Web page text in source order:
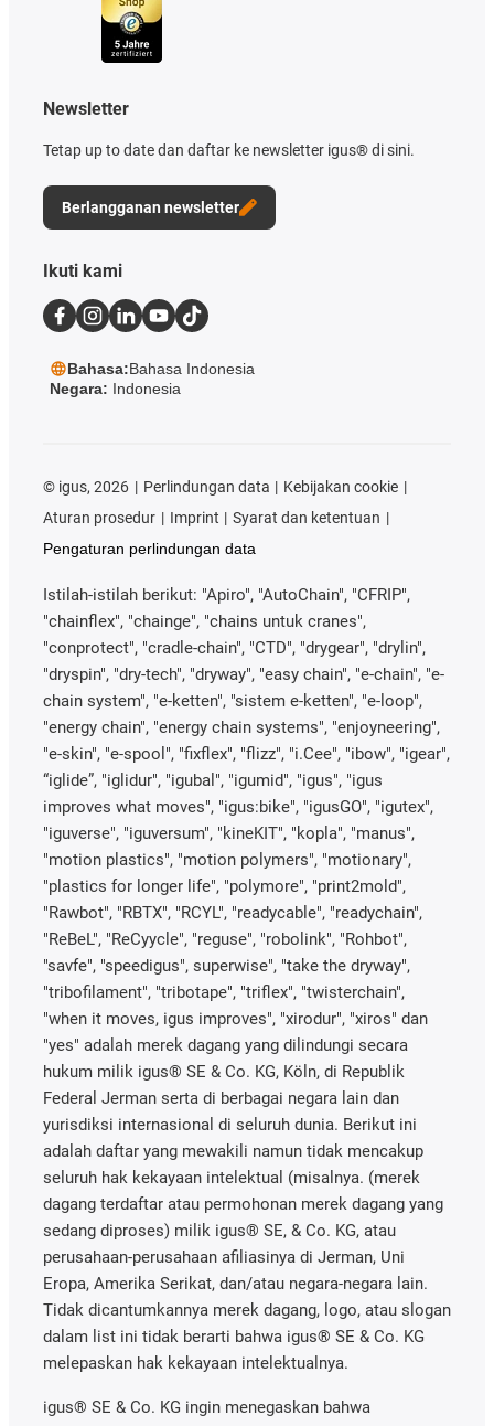
Newsletter
Tetap up to date dan daftar ke newsletter igus® di sini.
Berlangganan newsletter
Ikuti kami
Bahasa:Bahasa Indonesia
Negara: Indonesia
© igus, 2026 Perlindungan data
Kebijakan cookie
Aturan prosedur
Imprint
Syarat dan ketentuan
Pengaturan perlindungan data
Istilah-istilah berikut: "Apiro", "AutoChain", "CFRIP",
"chainflex", "chainge", "chains untuk cranes",
"conprotect", "cradle-chain", "CTD", "drygear", "drylin",
"dryspin", "dry-tech", "dryway", "easy chain", "e-chain", "e-
chain system", "e-ketten", "sistem e-ketten", "e-loop",
"energy chain", "energy chain systems", "enjoyneering",
"e-skin", "e-spool", "fixflex", "flizz", "i.Cee", "ibow", "igear",
“iglide”, "iglidur", "igubal", "igumid", "igus", "igus
improves what moves", "igus:bike", "igusGO", "igutex",
"iguverse", "iguversum", "kineKIT", "kopla", "manus",
"motion plastics", "motion polymers", "motionary",
"plastics for longer life", "polymore", "print2mold",
"Rawbot", "RBTX", "RCYL", "readycable", "readychain",
"ReBeL", "ReCyycle", "reguse", "robolink", "Rohbot",
"savfe", "speedigus", superwise", "take the dryway",
"tribofilament", "tribotape", "triflex", "twisterchain",
"when it moves, igus improves", "xirodur", "xiros" dan
"yes" adalah merek dagang yang dilindungi secara
hukum milik igus® SE & Co. KG, Köln, di Republik
Federal Jerman serta di berbagai negara lain dan
yurisdiksi internasional di seluruh dunia. Berikut ini
adalah daftar yang mewakili namun tidak mencakup
seluruh hak kekayaan intelektual (misalnya. (merek
dagang terdaftar atau permohonan merek dagang yang
sedang diproses) milik igus® SE, & Co. KG, atau
perusahaan-perusahaan afiliasinya di Jerman, Uni
Eropa, Amerika Serikat, dan/atau negara-negara lain.
Tidak dicantumkannya merek dagang, logo, atau slogan
dalam list ini tidak berarti bahwa igus® SE & Co. KG
melepaskan hak kekayaan intelektualnya.
igus® SE & Co. KG ingin menegaskan bahwa